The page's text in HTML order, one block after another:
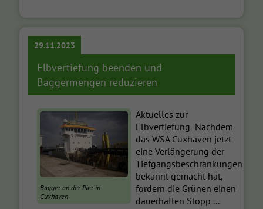
29.11.2023
Elbvertiefung beenden und
Baggermengen reduzieren
Bagger an der Pier in
Cuxhaven
Aktuelles zur
Elbvertiefung Nachdem
das WSA Cuxhaven jetzt
eine Verlängerung der
Tiefgangsbeschränkungen
bekannt gemacht hat,
fordern die Grünen einen
dauerhaften Stopp ...